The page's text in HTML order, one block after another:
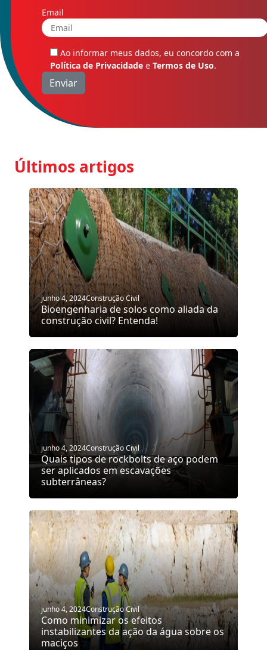
Email
Ao informar meus dados, eu concordo com a
Política de Privacidade e Termos de Uso.
Últimos artigos
junho 4, 2024Construção Civil
Bioengenharia de solos como aliada da
construção civil? Entenda!
junho 4, 2024Construção Civil
Quais tipos de rockbolts de aço podem
ser aplicados em escavações
subterrâneas?
junho 4, 2024Construção Civil
Como minimizar os efeitos
instabilizantes da ação da água sobre os
maciços